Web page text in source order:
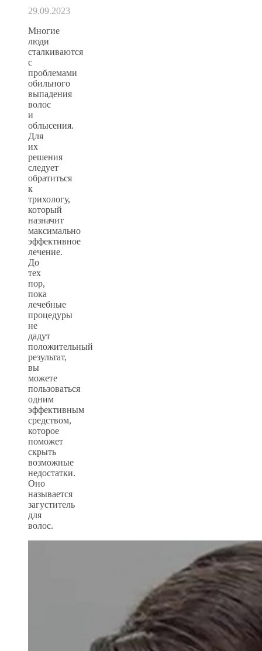
29.09.2023
Многие
люди
сталкиваются
с
проблемами
обильного
выпадения
волос
и
облысения.
Для
их
решения
следует
обратиться
к
трихологу,
который
назначит
максимально
эффективное
лечение.
До
тех
пор,
пока
лечебные
процедуры
не
дадут
положительный
результат,
вы
можете
пользоваться
одним
эффективным
средством,
которое
поможет
скрыть
возможные
недостатки.
Оно
называется
загуститель
для
волос.